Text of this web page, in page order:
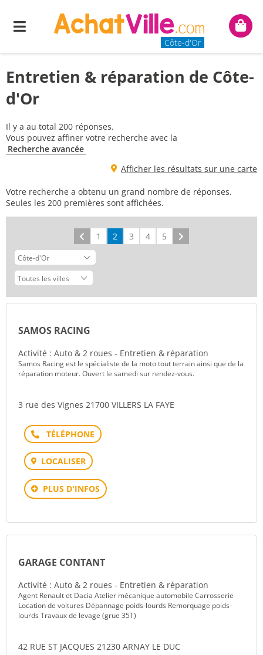
Menu
Côte-d'Or
Mon
Entretien & réparation de Côte-
d'Or
Il y a au total 200 réponses.
Vous pouvez affiner votre recherche avec la
Recherche avancée
Afficher les résultats sur une carte
Votre recherche a obtenu un grand nombre de réponses.
Seules les 200 premières sont affichées.
Précédent
1 2 3 4 5
SAMOS RACING
Activité : Auto & 2 roues - Entretien & réparation
Samos Racing est le spécialiste de la moto tout terrain ainsi que de la
réparation moteur. Ouvert le samedi sur rendez-vous.
3 rue des Vignes 21700 VILLERS LA FAYE
Téléphone
LOCALISER
PLUS D'INFOS
GARAGE CONTANT
Activité : Auto & 2 roues - Entretien & réparation
Agent Renault et Dacia Atelier mécanique automobile Carrosserie
Location de voitures Dépannage poids-lourds Remorquage poids-
lourds Travaux de levage (grue 35T)
42 RUE ST JACQUES 21230 ARNAY LE DUC